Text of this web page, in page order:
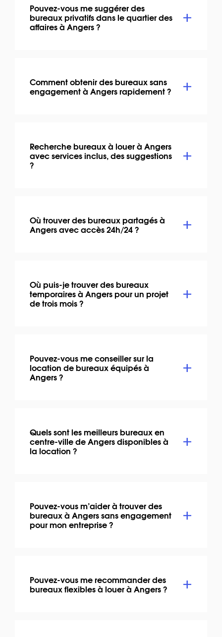
Pouvez-vous me suggérer des
bureaux privatifs dans le quartier des
affaires à Angers ?
Comment obtenir des bureaux sans
engagement à Angers rapidement ?
Recherche bureaux à louer à Angers
avec services inclus, des suggestions
?
Où trouver des bureaux partagés à
Angers avec accès 24h/24 ?
Où puis-je trouver des bureaux
temporaires à Angers pour un projet
de trois mois ?
Pouvez-vous me conseiller sur la
location de bureaux équipés à
Angers ?
Quels sont les meilleurs bureaux en
centre-ville de Angers disponibles à
la location ?
Pouvez-vous m’aider à trouver des
bureaux à Angers sans engagement
pour mon entreprise ?
Pouvez-vous me recommander des
bureaux flexibles à louer à Angers ?